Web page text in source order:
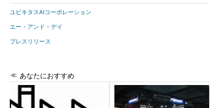
ユビキタスAIコーポレーション
エー・アンド・デイ
プレスリリース
あなたにおすすめ